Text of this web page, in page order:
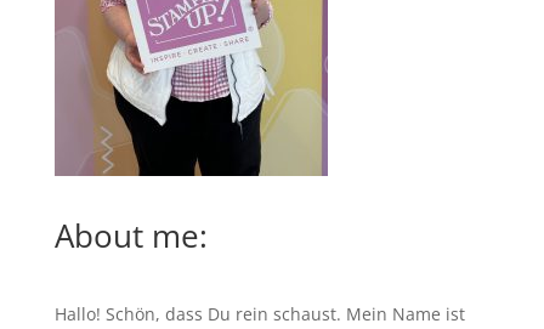
About me:
Hallo! Schön, dass Du rein schaust. Mein Name ist